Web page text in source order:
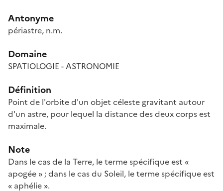
Antonyme
périastre, n.m.
Domaine
SPATIOLOGIE - ASTRONOMIE
Définition
Point de l'orbite d'un objet céleste gravitant autour
d'un astre, pour lequel la distance des deux corps est
maximale.
Note
Dans le cas de la Terre, le terme spécifique est «
apogée » ; dans le cas du Soleil, le terme spécifique est
« aphélie ».